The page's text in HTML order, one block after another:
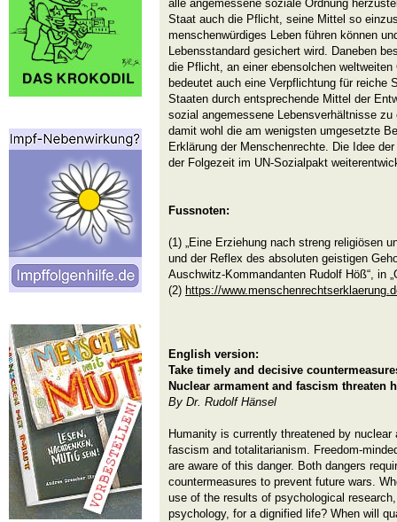
alle angemessene soziale Ordnung
Staat auch die Pflicht, seine Mittel so
menschenwürdiges Leben führen können
Lebensstandard gesichert wird. Daneben
die Pflicht, an einer ebensolchen
bedeutet auch eine Verpflichtung für reiche
Staaten durch entsprechende Mittel der
sozial angemessene Lebensverhältnisse
damit wohl die am wenigsten umgesetzte
Erklärung der Menschenrechte. Die Idee
der Folgezeit im UN-Sozialpakt
Fussnoten:
(1) „Eine Erziehung nach streng religiösen
und der Reflex des absoluten geistigen
Auschwitz-Kommandanten Rudolf Höß“, in
(2) https://
English version:
Take timely and decisive
Nuclear armament and fascism threaten
By Dr. Rudolf Hänsel
Humanity is currently threatened by
fascism and totalitarianism. Freedom-
are aware of this danger. Both dangers
countermeasures to prevent future wars.
use of the results of psychological
psychology, for a dignified life? When will